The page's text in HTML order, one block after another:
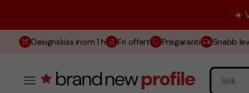
☀️
Designskiss inom 1 h Fri offert Prisgaranti Snabb